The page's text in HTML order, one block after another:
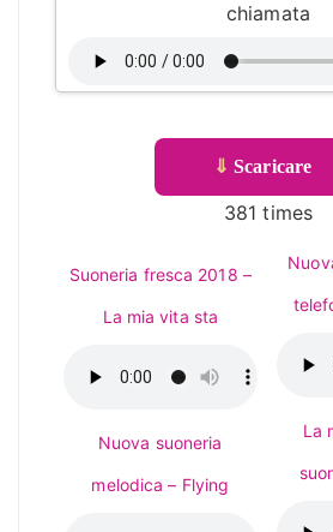
chiamata
⇓ Scaricare
381 times
Suoneria fresca 2018 –
La mia vita sta
Nuova suoneria
melodica – Flying
La